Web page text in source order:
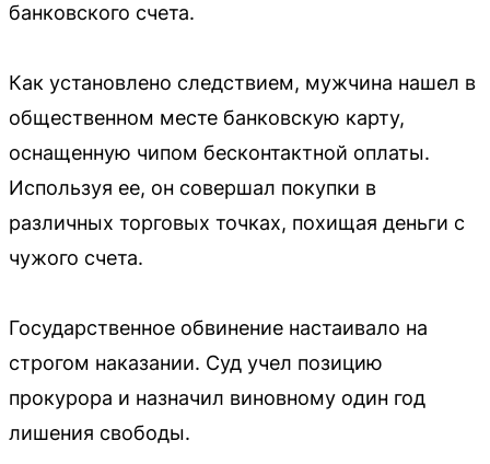
банковского счета.
Как установлено следствием, мужчина нашел в
общественном месте банковскую карту,
оснащенную чипом бесконтактной оплаты.
Используя ее, он совершал покупки в
различных торговых точках, похищая деньги с
чужого счета.
Государственное обвинение настаивало на
строгом наказании. Суд учел позицию
прокурора и назначил виновному один год
лишения свободы.